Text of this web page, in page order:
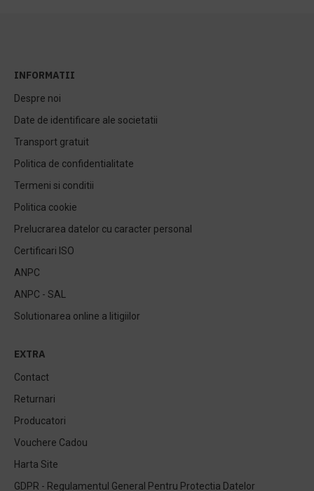
INFORMATII
Despre noi
Date de identificare ale societatii
Transport gratuit
Politica de confidentialitate
Termeni si conditii
Politica cookie
Prelucrarea datelor cu caracter personal
Certificari ISO
ANPC
ANPC - SAL
Solutionarea online a litigiilor
EXTRA
Contact
Returnari
Producatori
Vouchere Cadou
Harta Site
GDPR - Regulamentul General Pentru Protectia Datelor